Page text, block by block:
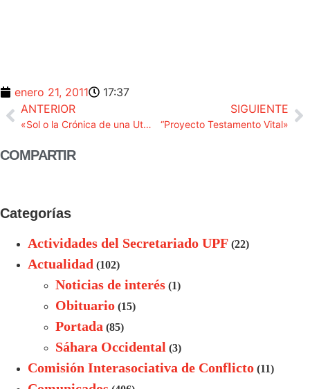
enero 21, 2011
17:37
ANTERIOR
«Sol o la Crónica de una Utopía más»
SIGUIENTE
“Proyecto Testamento Vital»
COMPARTIR
Categorías
Actividades del Secretariado UPF (22)
Actualidad (102)
Noticias de interés (1)
Obituario (15)
Portada (85)
Sáhara Occidental (3)
Comisión Interasociativa de Conflicto (11)